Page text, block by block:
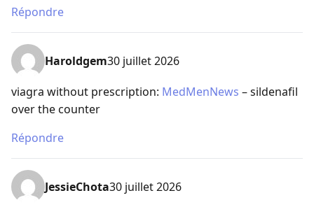
Répondre
Haroldgem30 juillet 2026
viagra without prescription: MedMenNews – sildenafil
over the counter
Répondre
JessieChota30 juillet 2026